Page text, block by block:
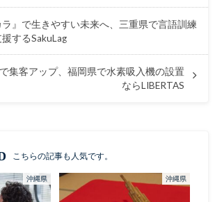
』で生きやすい未来へ、三重県で言語訓練
するSakuLag
集客アップ、福岡県で水素吸入機の設置
ならLIBERTAS
こちらの記事も人気です。
沖縄県 沖縄県